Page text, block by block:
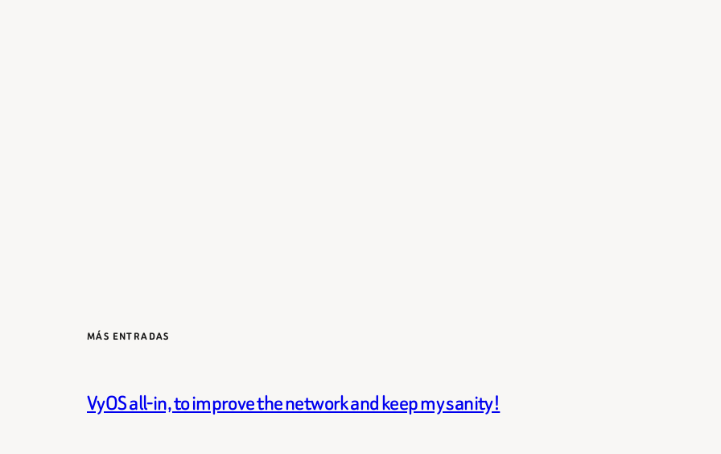
MÁS ENTRADAS
VyOS all-in, to improve the network and keep my sanity!